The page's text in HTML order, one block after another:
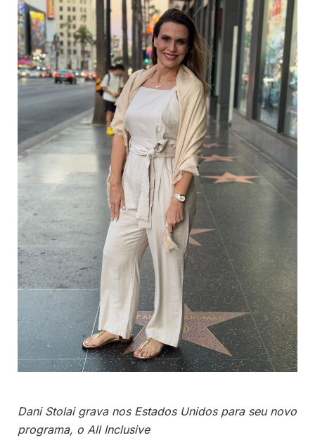
Dani Stolai grava nos Estados Unidos para seu novo
programa, o All Inclusive